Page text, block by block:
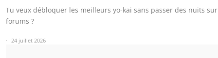
Tu veux débloquer les meilleurs yo-kai sans passer des nuits
forums ?
24 juillet 2026